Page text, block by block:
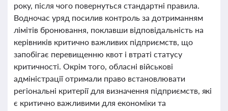
року, після чого повернуться стандартні правила.
Водночас уряд посилив контроль за дотриманням
лімітів бронювання, поклавши відповідальність на
керівників критично важливих підприємств, що
запобігає перевищенню квот і втраті статусу
критичності. Окрім того, обласні військові
адміністрації отримали право встановлювати
регіональні критерії для визначення підприємств, які
є критично важливими для економіки та